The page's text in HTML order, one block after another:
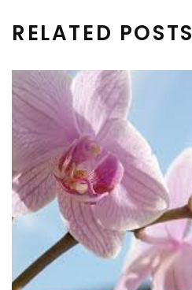
RELATED POSTS